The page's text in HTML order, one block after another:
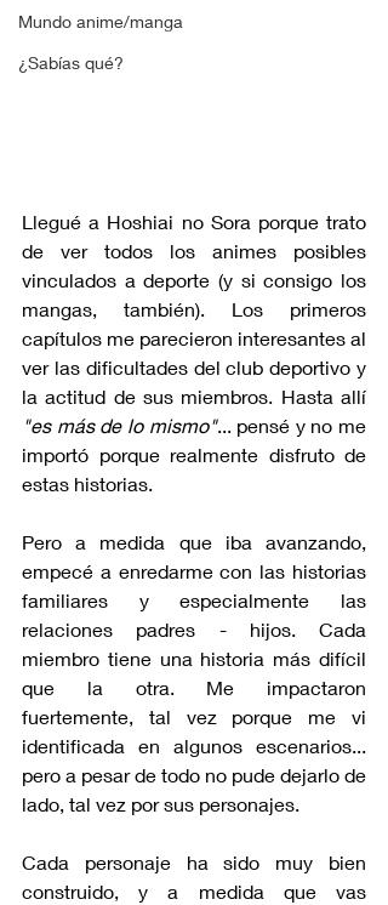
Mundo anime/manga
¿Sabías qué?
Llegué a Hoshiai no Sora porque trato
de ver todos los animes posibles
vinculados a deporte (y si consigo los
mangas, también). Los primeros
capítulos me parecieron interesantes al
ver las dificultades del club deportivo y
"es más de lo mismo"... pensé y no me
importó porque realmente disfruto de
estas historias.
Pero a medida que iba avanzando,
empecé a enredarme con las historias
familiares y especialmente las
relaciones padres - hijos. Cada
miembro tiene una historia más difícil
que la otra. Me impactaron
fuertemente, tal vez porque me vi
identificada en algunos escenarios...
pero a pesar de todo no pude dejarlo de
lado, tal vez por sus personajes.
Cada personaje ha sido muy bien
construido, y a medida que vas